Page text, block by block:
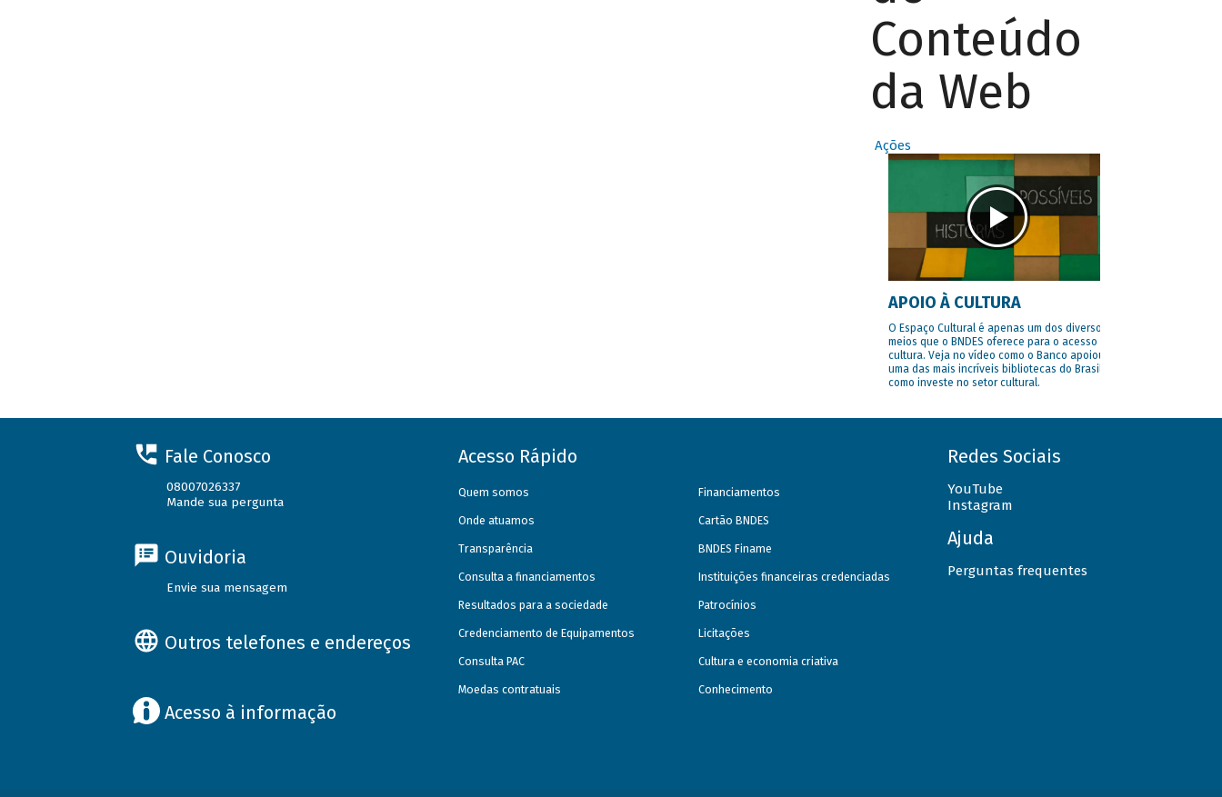
Conteúdo
da Web
Ações
APOIO À CULTURA
O Espaço Cultural é apenas um dos diversos
meios que o BNDES oferece para o acesso à
cultura. Veja no vídeo como o Banco apoiou
uma das mais incríveis bibliotecas do Brasil e
como investe no setor cultural.
Fale Conosco
08007026337
Mande sua pergunta
Ouvidoria
Envie sua mensagem
Outros telefones e endereços
Acesso à informação
Acesso Rápido
Quem somos
Onde atuamos
Transparência
Consulta a financiamentos
Resultados para a sociedade
Credenciamento de Equipamentos
Consulta PAC
Moedas contratuais
Financiamentos
Cartão BNDES
BNDES Finame
Instituições financeiras credenciadas
Patrocínios
Licitações
Cultura e economia criativa
Conhecimento
Redes Sociais
YouTube
Instagram
Ajuda
Perguntas frequentes